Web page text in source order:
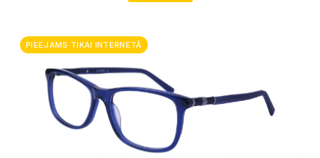
PIEEJAMS TIKAI INTERNETĀ